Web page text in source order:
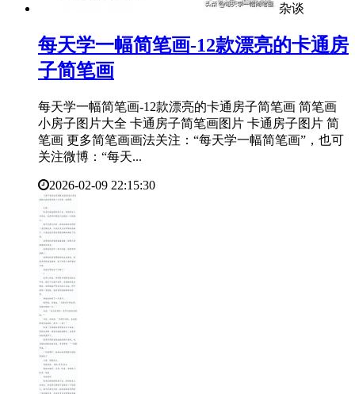
杂谈
每天学一幅简笔画-12款漂亮的卡通房
子简笔画
每天学一幅简笔画-12款漂亮的卡通房子简笔画 简笔画
小房子图片大全 卡通房子简笔画图片 卡通房子图片 简
笔画 更多简笔画画法关注：“每天学一幅简笔画”，也可
关注微博：“每天...
2026-02-09 22:15:30